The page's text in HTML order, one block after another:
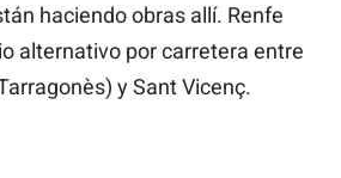
haciendo obras allí. Renfe
alternativo por carretera entre
y Sant Vicenç.